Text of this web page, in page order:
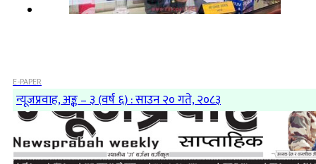
E-PAPER
न्यूजप्रवाह, अङ्क – ३ (वर्ष ६) : साउन २० गते, २०८३